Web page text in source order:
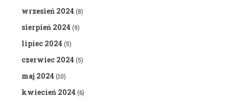
wrzesień 2024 (8)
sierpień 2024 (9)
lipiec 2024 (5)
czerwiec 2024 (5)
maj 2024 (10)
kwiecień 2024 (6)